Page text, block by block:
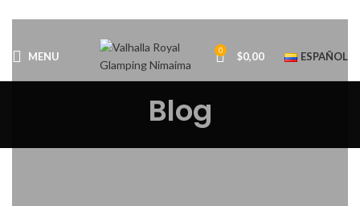
MENU 0 $0,00 ESPAÑOL
Blog